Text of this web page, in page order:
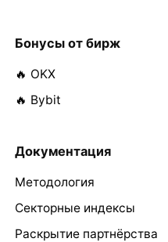
Бонусы от бирж
🔥 OKX
🔥 Bybit
Документация
Методология
Секторные индексы
Раскрытие партнёрства